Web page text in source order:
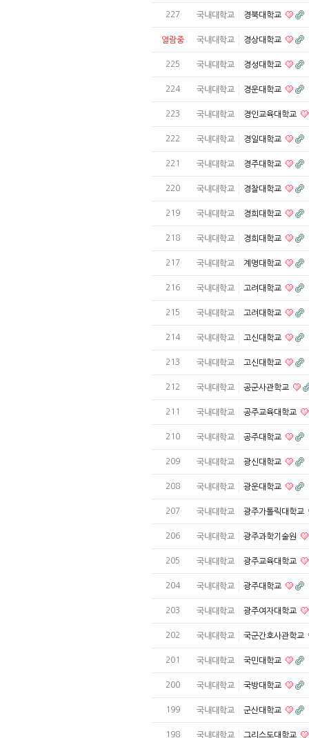
227 국내대학교 경북대학교
열람중 국내대학교 경상대학교
225 국내대학교 경성대학교
224 국내대학교 경운대학교
223 국내대학교 경인교육대학교
222 국내대학교 경일대학교
221 국내대학교 경주대학교
220 국내대학교 경찰대학교
219 국내대학교 경희대학교
218 국내대학교 경희대학교
217 국내대학교 계명대학교
216 국내대학교 고려대학교
215 국내대학교 고려대학교
214 국내대학교 고신대학교
213 국내대학교 고신대학교
212 국내대학교 공군사관학교
211 국내대학교 공주교육대학교
210 국내대학교 공주대학교
209 국내대학교 광신대학교
208 국내대학교 광운대학교
207 국내대학교 광주가톨릭대학교
206 국내대학교 광주과학기술원
205 국내대학교 광주교육대학교
204 국내대학교 광주대학교
203 국내대학교 광주여자대학교
202 국내대학교 국군간호사관학교
201 국내대학교 국민대학교
200 국내대학교 국방대학교
199 국내대학교 군산대학교
198 국내대학교 그리스도대학교